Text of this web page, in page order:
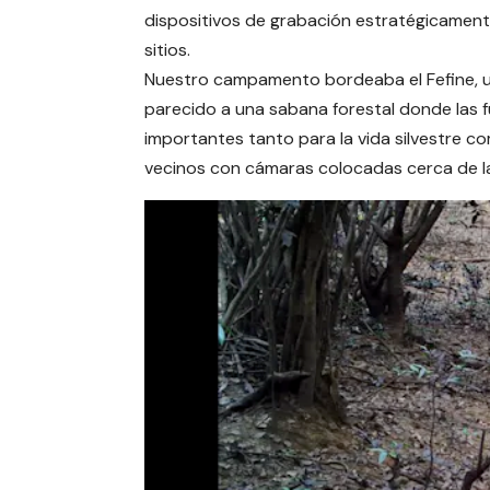
dispositivos de grabación
sitios.
Nuestro campamento bordeaba el Fefine,
parecido a una sabana forestal donde las
importantes tanto para la vida silvestre
vecinos con cámaras colocadas cerca de